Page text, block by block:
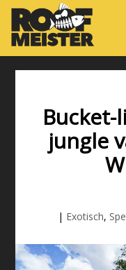
jungle
| Exotisch,